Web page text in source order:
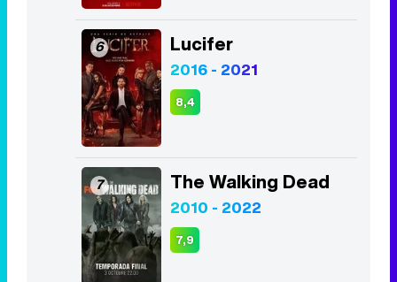
6 Lucifer
2016 - 2021
8,4
7 The Walking Dead
2010 - 2022
7,9